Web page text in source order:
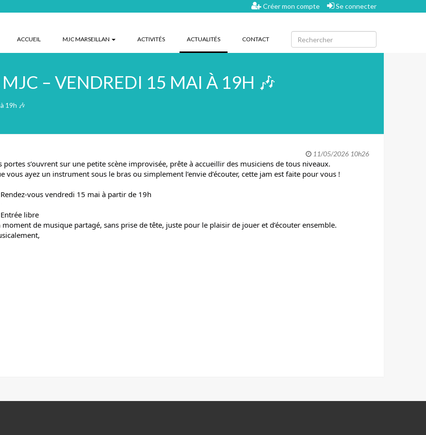
Créer mon compte Se connecter
ACCUEIL MJC MARSEILLAN ACTIVITÉS ACTUALITÉS(CURRENT)CONTACT
MJC – VENDREDI 15 MAI À 19H 🎶
19h 🎶
11/05/2026 10h26
portes s’ouvrent sur une petite scène improvisée, prête à accueillir des musiciens de tous niveaux.
vous ayez un instrument sous le bras ou simplement l’envie d’écouter, cette jam est faite pour vous !
Rendez-vous vendredi 15 mai à partir de 19h
Entrée libre
moment de musique partagé, sans prise de tête, juste pour le plaisir de jouer et d’écouter ensemble.